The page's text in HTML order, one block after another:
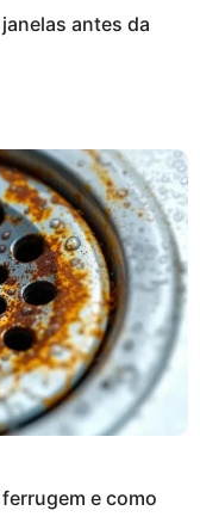
antes da
e como